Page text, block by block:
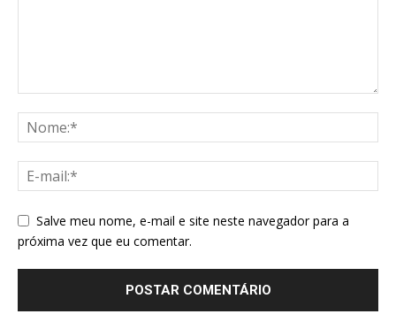
Salve meu nome, e-mail e site neste navegador para a
próxima vez que eu comentar.